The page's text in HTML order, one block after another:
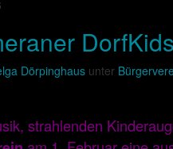
Dörpinghaus unter
strahlenden